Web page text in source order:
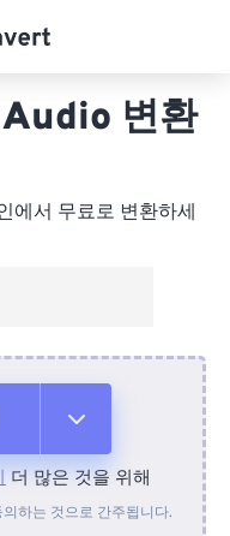
변환
에서 무료로 변환하세
더 많은 것을 위해
하는 것으로 간주됩니다.